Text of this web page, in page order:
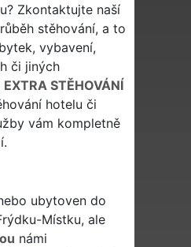
Zkontaktujte naší
stěhování, a to
vybavení,
či jiných
EXTRA STĚHOVÁNÍ
hotelu či
vám kompletně
ubytoven do
Místku, ale
námi